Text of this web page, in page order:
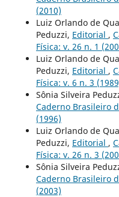
(2010)
Luiz Orlando de
Peduzzi, Editorial ,
Física: v. 26 n. 1
Luiz Orlando de
Peduzzi, Editorial ,
Física: v. 6 n. 3
Sônia Silveira
Caderno Brasileiro
(1996)
Luiz Orlando de
Peduzzi, Editorial ,
Física: v. 26 n. 3
Sônia Silveira
Caderno Brasileiro
(2003)